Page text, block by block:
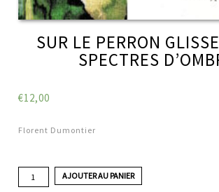
SUR LE PERRON
SPECTRES
€12,00
Florent Dumontier
quantité
de
AJOUTER AU PANIER